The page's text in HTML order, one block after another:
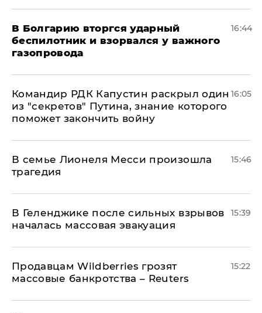
В Болгарию вторгся ударный
беспилотник и взорвался у важного
газопровода
16:44
Командир РДК Капустин раскрыл один
из "секретов" Путина, знание которого
поможет закончить войну
16:05
В семье Лионеля Месси произошла
трагедия
15:46
В Геленджике после сильных взрывов
началась массовая эвакуация
15:39
Продавцам Wildberries грозят
массовые банкротства – Reuters
15:22